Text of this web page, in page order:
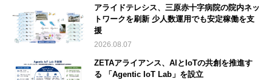
アライドテレシス、三原赤十字病院の院内ネッ
トワークを刷新 少人数運用でも安定稼働を支
援
2026.08.07
ZETAアライアンス、AIとIoTの共創を推進す
る 「Agentic IoT Lab」を設立